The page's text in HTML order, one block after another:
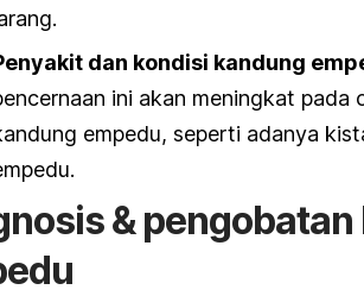
dan kondisi kandung
ini akan meningkat pada
empedu, seperti adanya
&